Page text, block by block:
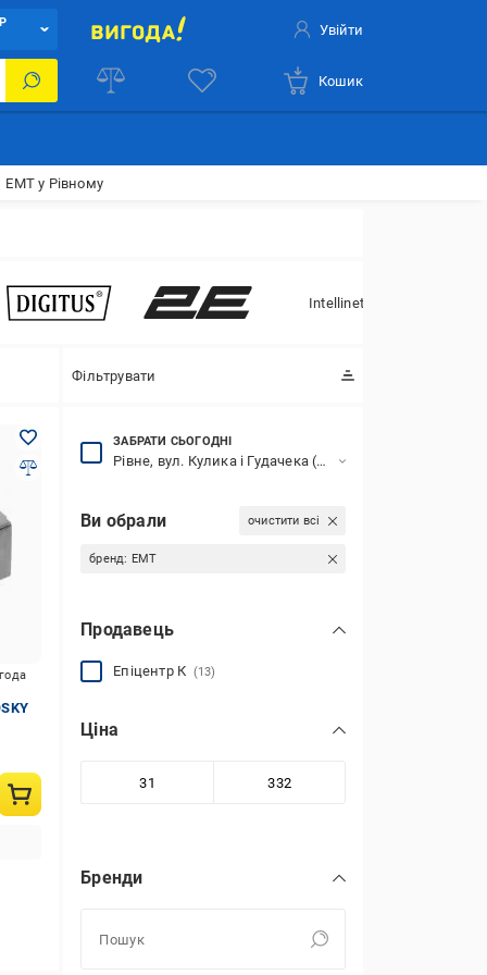
Увійти
Кошик
EMT у Рівному
Intellinet
Фільтрувати
ЗАБРАТИ СЬОГОДНІ
Рівне, вул. Кулика і Гудачека (Макарова), 17
Ви обрали очистити всі
бренд: EMT
Продавець
Епіцентр К (13)
Ціна
Бренди